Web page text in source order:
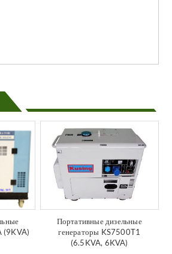
(9KVA)
Портативные дизельные
генераторы KS7500T1
(6.5KVA, 6KVA)